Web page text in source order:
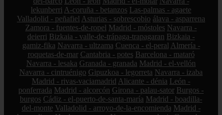
lekunberri A-coruña - betanzos Las-palmas - agaete
Valladolid - peñafiel Asturias - sobrescobio álava - asparrena
Zamora - fuentes-de-ropel Madrid - móstoles Navarra -
deierri Bizkaia - valle-de-trápaga-trapagaran Bizkaia -
gamiz-fika Navarra - ultzama Cuenca - el-peral Almería -
roquetas-de-mar Cantabria - potes Barcelona - mataró
Navarra - lesaka Granada - granada Madrid - el-vellón
Navarra - cintruénigo Gipuzkoa - legorreta Navarra - izaba
Madrid - rivas-vaciamadrid Alicante - dénia León -
ponferrada Madrid - alcorcón Girona - palau-sator Burgos -
burgos Cádiz - el-puerto-de-santa-maría Madrid - boadilla-
del-monte Valladolid - arroyo-de-la-encomienda Madrid -